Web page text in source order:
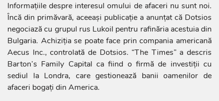
Informațiile despre interesul omului de afaceri nu sunt noi.
Încă din primăvară, aceeași publicație a anunţat că Dotsios
negociază cu grupul rus Lukoil pentru rafinăria acestuia din
Bulgaria. Achiziția se poate face prin compania americană
Aecus Inc., controlată de Dotsios. “The Times” a descris
Barton’s Family Capital ca fiind o firmă de investiții cu
sediul la Londra, care gestionează banii oamenilor de
afaceri bogaţi din America.